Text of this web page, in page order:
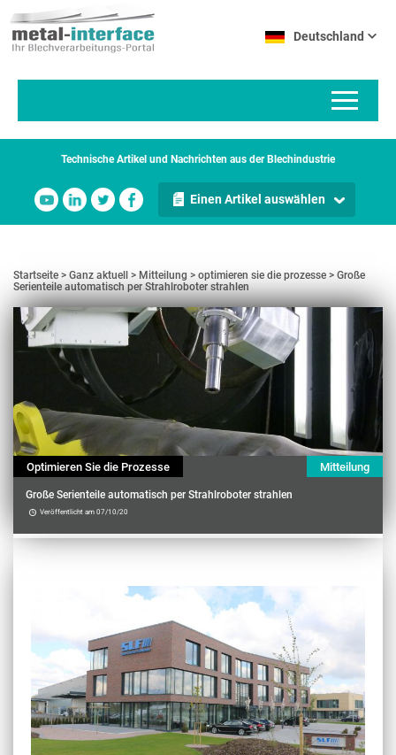
zum
Inhalt
Deutschland
Technische Artikel und Nachrichten aus der Blechindustrie
Einen Artikel auswählen
Startseite Ganz aktuell Mitteilung optimieren sie die prozesse
Große
Serienteile automatisch per Strahlroboter strahlen
Optimieren Sie die Prozesse Mitteilung
Große Serienteile automatisch per Strahlroboter strahlen
Veröffentlicht am 07/10/20